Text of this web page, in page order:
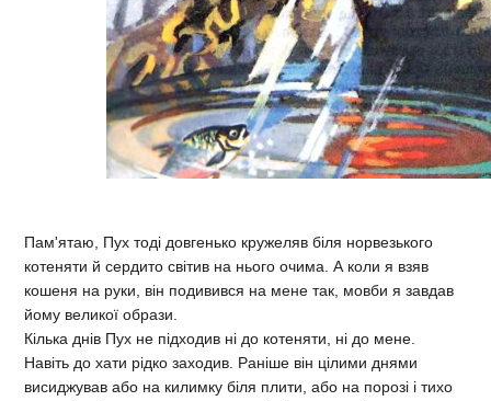
Пам'ятаю, Пух тоді довгенько кружеляв біля норвезького
котеняти й сердито світив на нього очима. А коли я взяв
кошеня на руки, він подивився на мене так, мовби я завдав
йому великої образи.
Кілька днів Пух не підходив ні до котеняти, ні до мене.
Навіть до хати рідко заходив. Раніше він цілими днями
висиджував або на килимку біля плити, або на порозі і тихо